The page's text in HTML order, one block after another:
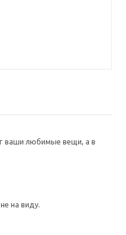
ваши любимые вещи, а в
на виду.